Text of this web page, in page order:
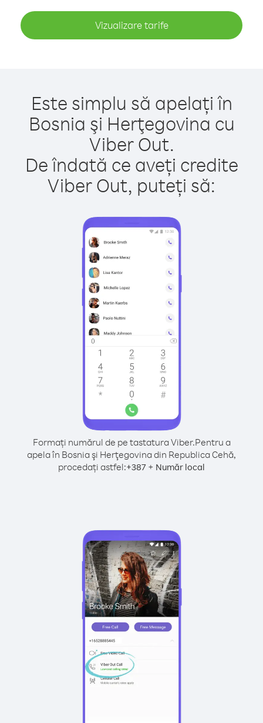
Vizualizare tarife
Este simplu să apelați în
Bosnia şi Herţegovina cu
Viber Out.
De îndată ce aveți credite
Viber Out, puteți să:
Formați numărul de pe tastatura Viber.Pentru a
apela în Bosnia şi Herţegovina din Republica Cehă,
procedați astfel:+387 + Număr local